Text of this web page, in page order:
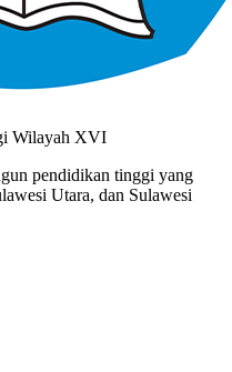
Wilayah XVI
pendidikan tinggi yang
Utara, dan Sulawesi